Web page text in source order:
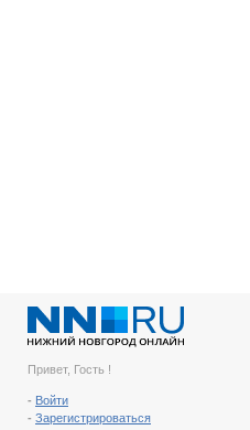
Привет, Гость !
- Войти
- Зарегистрироваться